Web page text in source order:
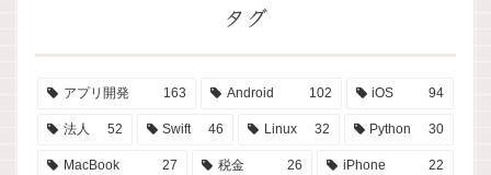
タグ
アプリ開発 163 Android 102 iOS 94
法人 52 Swift 46 Linux 32 Python 30
MacBook 27 税金 26 iPhone 22